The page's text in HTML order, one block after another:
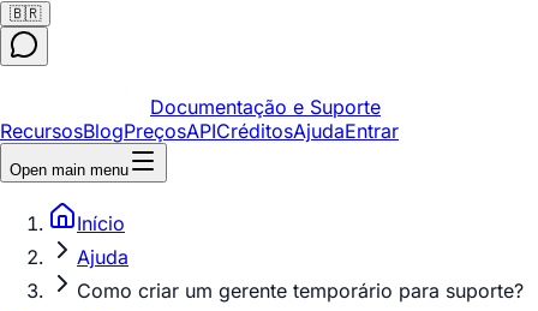
🇧🇷
Documentação e Suporte
RecursosBlogPreçosAPICréditosAjudaEntrar
Open main menu
Início
Ajuda
Como criar um gerente temporário para suporte?